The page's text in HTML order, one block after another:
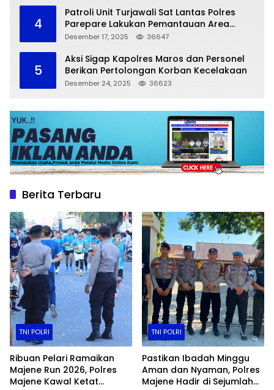
4
Patroli Unit Turjawali Sat Lantas Polres
Parepare Lakukan Pemantauan Area
Larangan Parkir
Desember 17, 2025 36647
5
Aksi Sigap Kapolres Maros dan Personel
Berikan Pertolongan Korban Kecelakaan
Desember 24, 2025 36623
Berita Terbaru
TNI POLRI
Ribuan Pelari Ramaikan
Majene Run 2026, Polres
Majene Kawal Ketat
TNI POLRI
Pastikan Ibadah Minggu
Aman dan Nyaman, Polres
Majene Hadir di Sejumlah